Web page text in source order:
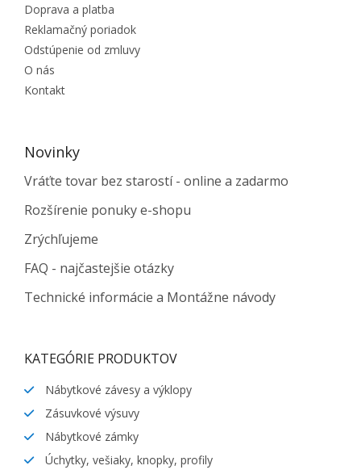
Doprava a platba
Reklamačný poriadok
Odstúpenie od zmluvy
O nás
Kontakt
Novinky
Vráťte tovar bez starostí - online a zadarmo
Rozšírenie ponuky e-shopu
Zrýchľujeme
FAQ - najčastejšie otázky
Technické informácie a Montážne návody
KATEGÓRIE PRODUKTOV
Nábytkové závesy a výklopy
Zásuvkové výsuvy
Nábytkové zámky
Úchytky, vešiaky, knopky, profily